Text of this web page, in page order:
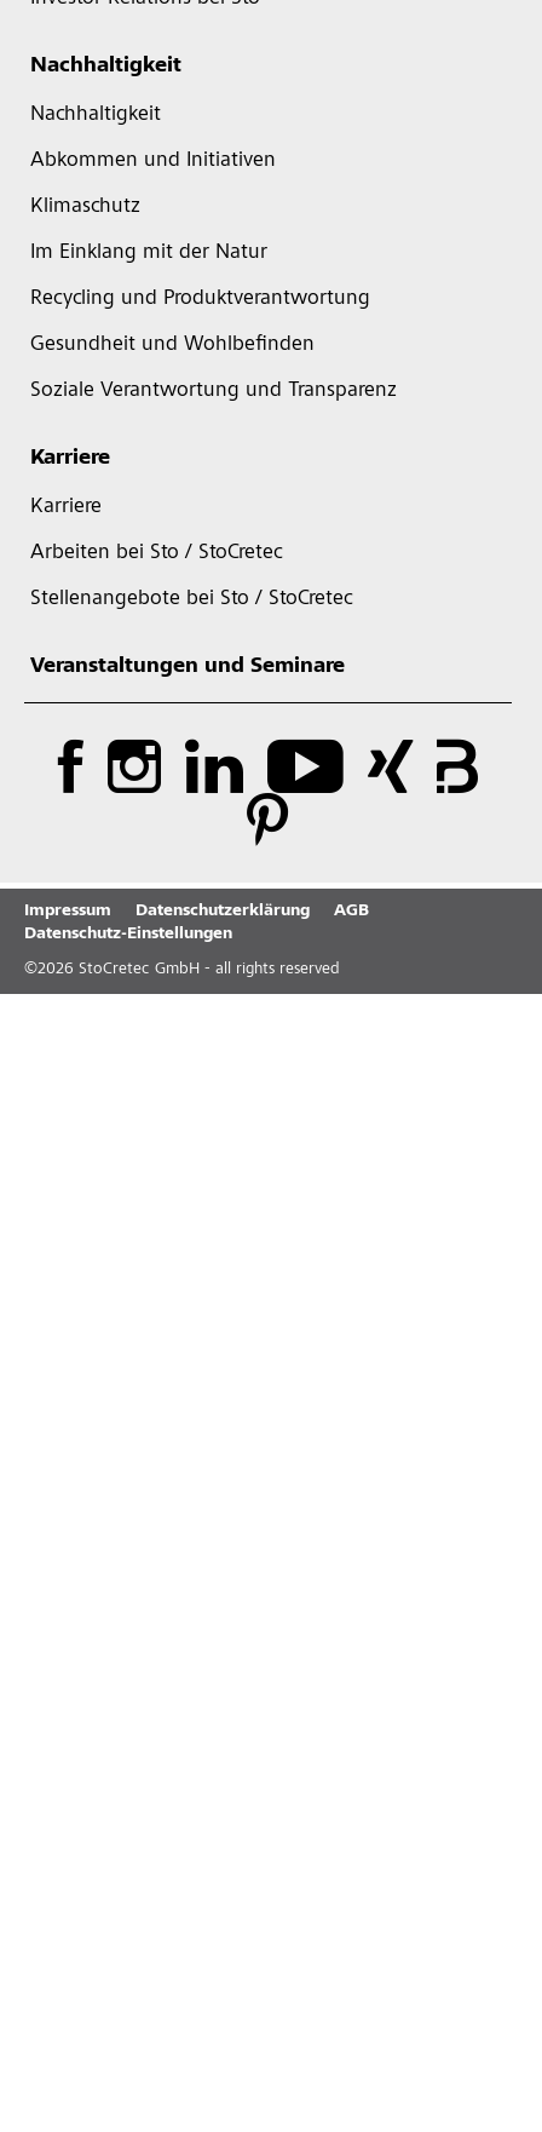
Nachhaltigkeit
Nachhaltigkeit
Abkommen und Initiativen
Klimaschutz
Im Einklang mit der Natur
Recycling und Produktverantwortung
Gesundheit und Wohlbefinden
Soziale Verantwortung und Transparenz
Karriere
Karriere
Arbeiten bei Sto / StoCretec
Stellenangebote bei Sto / StoCretec
Veranstaltungen und Seminare
Impressum Datenschutzerklärung
AGB
Datenschutz-Einstellungen
©2026 StoCretec GmbH - all rights reserved